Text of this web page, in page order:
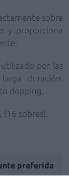
sobre
y proporciona
por las
duración.
dopping.
(16 sobres).
preferida